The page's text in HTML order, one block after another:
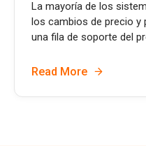
La mayoría de los
los cambios de precio
una fila de soporte del
Read More